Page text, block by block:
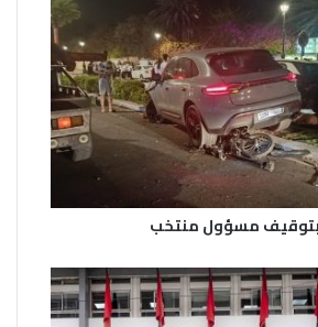
بتوقيف مسؤول منتخب